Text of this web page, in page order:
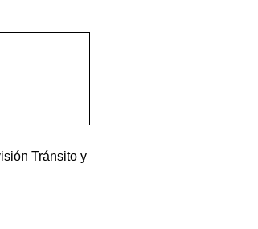
Tránsito y